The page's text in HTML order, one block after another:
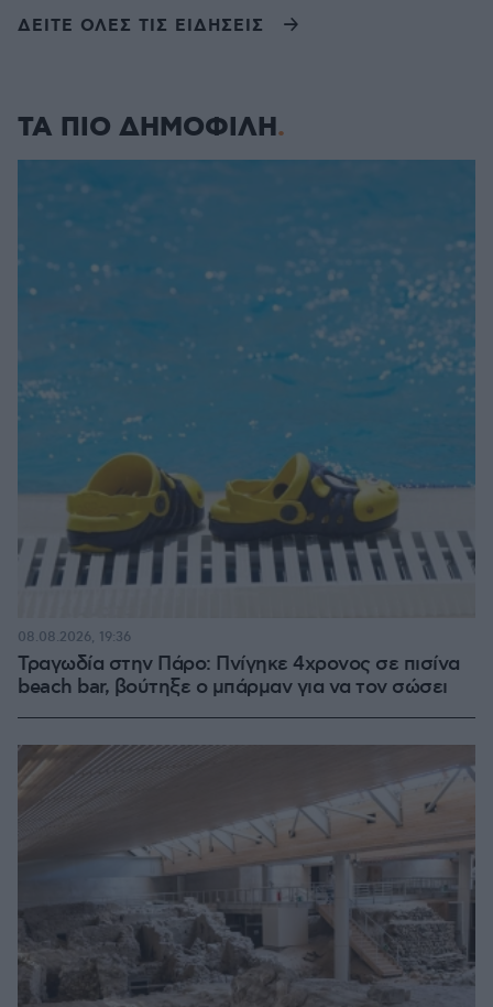
ΔΕΙΤΕ ΟΛΕΣ ΤΙΣ ΕΙΔΗΣΕΙΣ
ΤΑ ΠΙΟ ΔΗΜΟΦΙΛΗ
Τραγωδία στην Πάρο: Πνίγηκε 4χρονος σε πισίνα
beach bar, βούτηξε ο μπάρμαν για να τον σώσει
08.08.2026, 19:36